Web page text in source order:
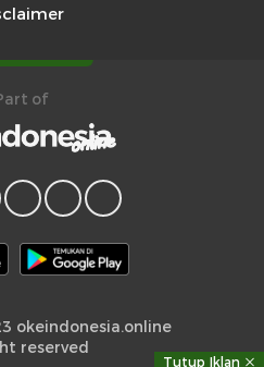
of
okeindonesia.online
reserved
Tutup Iklan